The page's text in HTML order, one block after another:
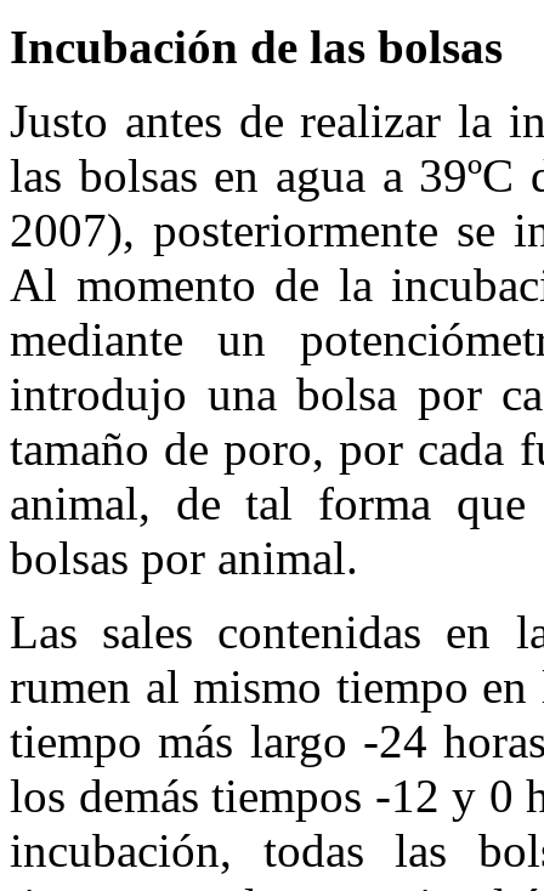
Incubación de las bolsas
Justo antes de realizar la
las bolsas en agua a
2007), posteriormente se
Al momento de la
mediante un
introdujo una bolsa por
tamaño de poro, por cada
animal, de tal forma
bolsas por animal.
Las sales contenidas en
rumen al mismo tiempo en
tiempo más largo -24
los demás tiempos -12 y 0
incubación, todas las